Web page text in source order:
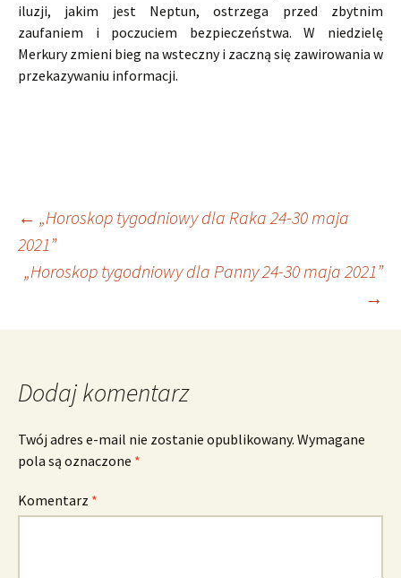
iluzji, jakim jest Neptun, ostrzega przed zbytnim
zaufaniem i poczuciem bezpieczeństwa. W niedzielę
Merkury zmieni bieg na wsteczny i zaczną się zawirowania w
przekazywaniu informacji.
Nawigacja
wpisu
← „Horoskop tygodniowy dla Raka 24-30 maja
2021”
„Horoskop tygodniowy dla Panny 24-30 maja 2021”
→
Dodaj komentarz
Twój adres e-mail nie zostanie opublikowany. Wymagane
pola są oznaczone *
Komentarz *